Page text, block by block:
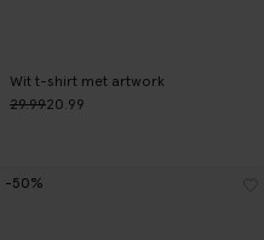
Wit t-shirt met artwork
29.9920.99
-50%